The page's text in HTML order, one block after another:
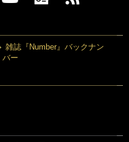
雑誌『Number』バックナン
バー